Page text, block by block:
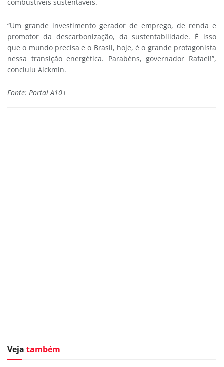
“Um grande investimento gerador de emprego, de renda e
promotor da descarbonização, da sustentabilidade. É isso
que o mundo precisa e o Brasil, hoje, é o grande protagonista
nessa transição energética. Parabéns, governador Rafael!”,
concluiu Alckmin.
Fonte: Portal A10+
Veja também